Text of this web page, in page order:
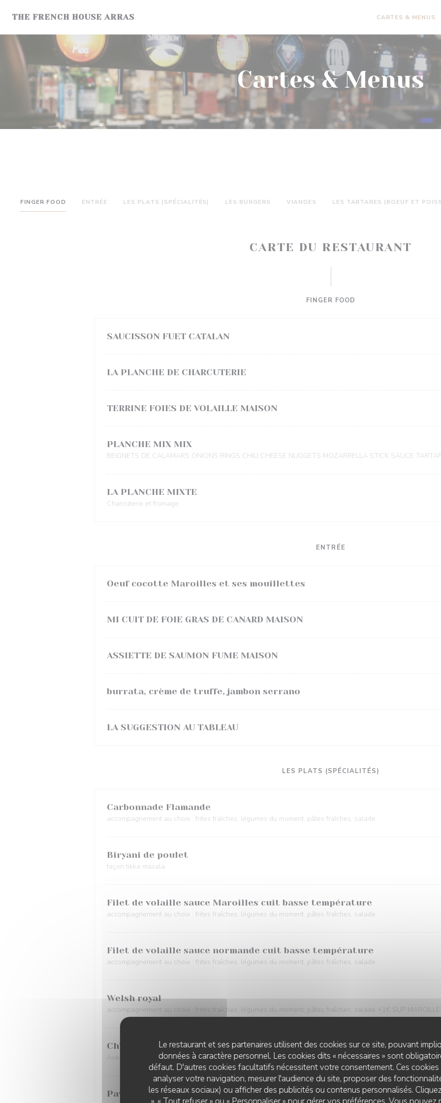
Le restaurant et ses partenaires utilisent des cookies sur ce site, pouvant
données à caractère personnel. Les cookies dits « nécessaires » sont
défaut. D'autres cookies facultatifs nécessitent votre consentement. Ces
analyser votre navigation, mesurer l'audience du site, proposer des
les réseaux sociaux) ou afficher des publicités ou contenus personnalisés.
THE FRENCH HOUSE ARRAS CARTES & MENUS
Cartes & Menus
FINGER FOOD ENTRÉE LES PLATS (SPÉCIALITÉS) LES BURGERS VIANDES LES TARTARES (BOEUF ET
CARTE DU RESTAURANT
FINGER FOOD
SAUCISSON FUET CATALAN
LA PLANCHE DE CHARCUTERIE
TERRINE FOIES DE VOLAILLE MAISON
PLANCHE MIX MIX
BEIGNETS DE CALAMARS ONIONS RINGS CHILI CHEESE NUGGETS MOZARRELLA STICK SAUCE
LA PLANCHE MIXTE
Charcuterie et fromage
ENTRÉE
Oeuf cocotte Maroilles et ses mouillettes
MI CUIT DE FOIE GRAS DE CANARD MAISON
ASSIETTE DE SAUMON FUME MAISON
burrata, crème de truffe, jambon serrano
LA SUGGESTION AU TABLEAU
LES PLATS (SPÉCIALITÉS)
Carbonnade Flamande
accompagnement au choix : frites fraîches, légumes du moment, pâtes fraîches, salade
Biryani de poulet
façon tikka masala
Filet de volaille sauce Maroilles cuit basse température
accompagnement au choix : frites fraîches, légumes du moment, pâtes fraîches, salade
Filet de volaille sauce normande cuit basse température
accompagnement au choix : frites fraîches, légumes du moment, pâtes fraîches, salade
Welsh royal
accompagnement au choix : frites fraîches, légumes du moment, pâtes fraîches, salade +1€ SUP
Ch'ti welsh
Avec du maroilles. Pour l'accompagnement au choix : frites, riz jaune ou salade à préciser en commentaire.
Pavé de saumon en croûte de sésame noir sauce teriyaki